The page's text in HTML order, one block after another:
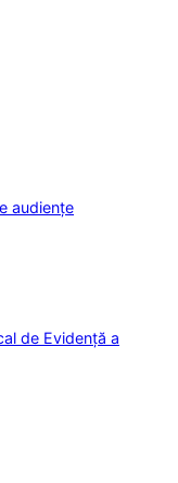
audiențe
de Evidență a